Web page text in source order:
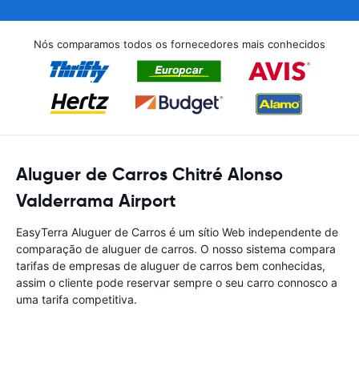
Nós comparamos todos os fornecedores mais conhecidos
Aluguer de Carros Chitré Alonso
Valderrama Airport
EasyTerra Aluguer de Carros é um sítio Web independente de
comparação de aluguer de carros. O nosso sistema compara
tarifas de empresas de aluguer de carros bem conhecidas,
assim o cliente pode reservar sempre o seu carro connosco a
uma tarifa competitiva.